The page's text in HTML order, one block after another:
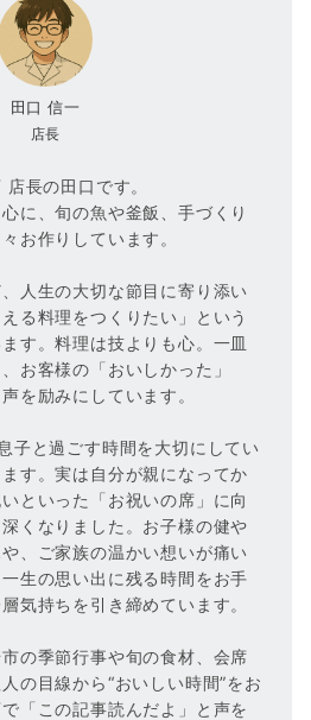
田口 信一
店長
長の田口です。
に、旬の魚や釜飯、手づくり
お作りしています。
人生の大切な節目に寄り添い
る料理をつくりたい」という
す。料理は技よりも心。一皿
お客様の「おいしかった」
を励みにしています。
子と過ごす時間を大切にしてい
す。実は自分が親になってか
といった「お祝いの席」に向
くなりました。お子様の健や
、ご家族の温かい想いが痛い
生の思い出に残る時間をお手
気持ちを引き締めています。
の季節行事や旬の食材、会席
の目線から“おいしい時間”をお
「この記事読んだよ」と声を